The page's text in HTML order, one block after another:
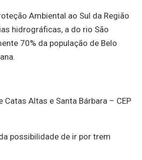
Ambiental ao Sul da Região
hidrográficas, a do rio São
70% da população de Belo
Altas e Santa Bárbara – CEP
possibilidade de ir por trem